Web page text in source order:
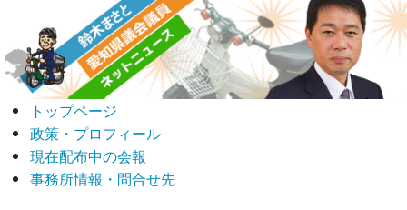
トップページ
政策・プロフィール
現在配布中の会報
事務所情報・問合せ先